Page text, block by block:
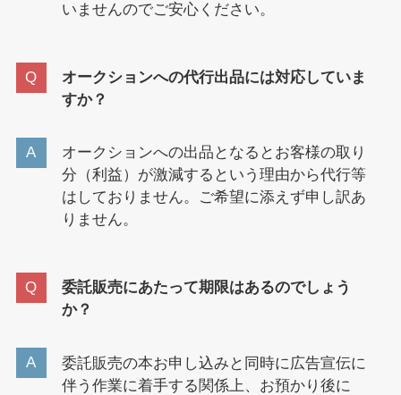
いませんのでご安心ください。
オークションへの代行出品には対応していま
すか？
オークションへの出品となるとお客様の取り
分（利益）が激減するという理由から代行等
はしておりません。ご希望に添えず申し訳あ
りません。
委託販売にあたって期限はあるのでしょう
か？
委託販売の本お申し込みと同時に広告宣伝に
伴う作業に着手する関係上、お預かり後に